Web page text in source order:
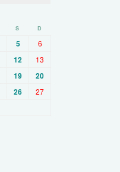
S D
5 6
12 13
19
20
26 27